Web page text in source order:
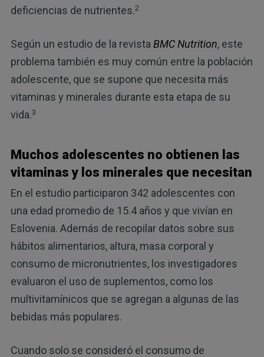
deficiencias de nutrientes.2
Según un estudio de la revista BMC Nutrition, este
problema también es muy común entre la población
adolescente, que se supone que necesita más
vitaminas y minerales durante esta etapa de su
vida.3
Muchos adolescentes no obtienen las
vitaminas y los minerales que necesitan
En el estudio participaron 342 adolescentes con
una edad promedio de 15.4 años y que vivían en
Eslovenia. Además de recopilar datos sobre sus
hábitos alimentarios, altura, masa corporal y
consumo de micronutrientes, los investigadores
evaluaron el uso de suplementos, como los
multivitamínicos que se agregan a algunas de las
bebidas más populares.
Cuando solo se consideró el consumo de